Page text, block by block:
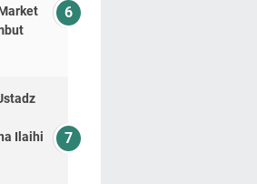
Ilaihi